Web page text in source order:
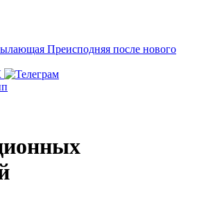
Преисподняя после нового